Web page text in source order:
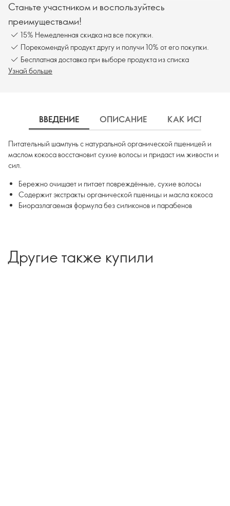
Станьте участником и воспользуйтесь
преимуществами!
15% Немедленная скидка на все покупки.
Порекомендуй продукт другу и получи 10% от его покупки.
Бесплатная доставка при выборе продукта из списка
Узнай больше
ВВЕДЕНИЕ ОПИСАНИЕ КАК
Питательный шампунь с натуральной органической пшеницей и
маслом кокоса восстановит сухие волосы и придаст им живости и
сил.
Бережно очищает и питает повреждённые, сухие волосы
Содержит экстракты органической пшеницы и масла кокоса
Биоразлагаемая формула без силиконов и парабенов
Другие также купили